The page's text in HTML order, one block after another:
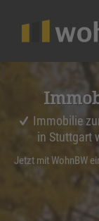
Immobilie
in Stuttgart
Jetzt mit WohnBW